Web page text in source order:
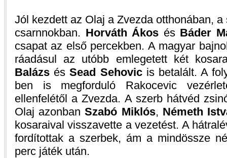
Jól kezdett az Olaj a Zvezda otthonában,
csarnnokban. Horváth Ákos és Báder
csapat az első percekben. A magyar
ráadásul az utóbb emlegetett két
Balázs ésSead Sehovicis betalált. A
ben is megforduló Rakocevic
ellenfelétől a Zvezda. A szerb hátvéd
Olaj azonbanSzabó Miklós, Németh
kosaraival visszavette a vezetést. A
fordítottak a szerbek, ám a mindössze
perc játék után.